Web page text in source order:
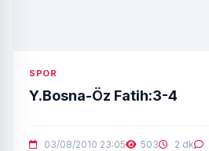
SPOR
Y.Bosna-Öz Fatih:3-4
03/08/2010 23:05 503 2 dk